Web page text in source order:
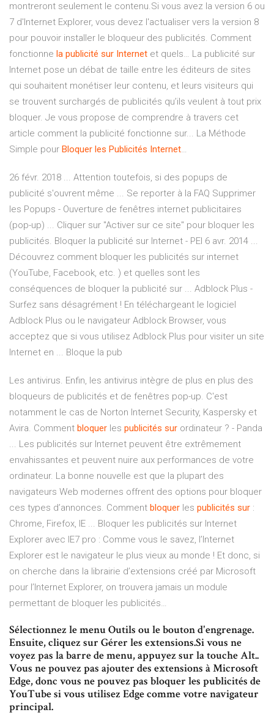
montreront seulement le contenu.Si vous avez la version 6 ou
7 d'Internet Explorer, vous devez l'actualiser vers la version 8
pour pouvoir installer le bloqueur des publicités. Comment
fonctionne la publicité sur Internet et quels… La publicité sur
Internet pose un débat de taille entre les éditeurs de sites
qui souhaitent monétiser leur contenu, et leurs visiteurs qui
se trouvent surchargés de publicités qu’ils veulent à tout prix
bloquer. Je vous propose de comprendre à travers cet
article comment la publicité fonctionne sur... La Méthode
Simple pour Bloquer les Publicités Internet…
26 févr. 2018 ... Attention toutefois, si des popups de
publicité s'ouvrent même ... Se reporter à la FAQ Supprimer
les Popups - Ouverture de fenêtres internet publicitaires
(pop-up) ... Cliquer sur "Activer sur ce site" pour bloquer les
publicités. Bloquer la publicité sur Internet - PEI 6 avr. 2014 ...
Découvrez comment bloquer les publicités sur internet
(YouTube, Facebook, etc. ) et quelles sont les
conséquences de bloquer la publicité sur ... Adblock Plus -
Surfez sans désagrément ! En téléchargeant le logiciel
Adblock Plus ou le navigateur Adblock Browser, vous
acceptez que si vous utilisez Adblock Plus pour visiter un site
Internet en ... Bloque la pub
Les antivirus. Enfin, les antivirus intègre de plus en plus des
bloqueurs de publicités et de fenêtres pop-up. C'est
notamment le cas de Norton Internet Security, Kaspersky et
Avira. Comment bloquer les publicités sur ordinateur ? - Panda
... Les publicités sur Internet peuvent être extrêmement
envahissantes et peuvent nuire aux performances de votre
ordinateur. La bonne nouvelle est que la plupart des
navigateurs Web modernes offrent des options pour bloquer
ces types d’annonces. Comment bloquer les publicités sur :
Chrome, Firefox, IE ... Bloquer les publicités sur Internet
Explorer avec IE7 pro : Comme vous le savez, l’Internet
Explorer est le navigateur le plus vieux au monde ! Et donc, si
on cherche dans la librairie d’extensions créé par Microsoft
pour l’Internet Explorer, on trouvera jamais un module
permettant de bloquer les publicités…
Sélectionnez le menu Outils ou le bouton d'engrenage.
Ensuite, cliquez sur Gérer les extensions.Si vous ne
voyez pas la barre de menu, appuyez sur la touche Alt..
Vous ne pouvez pas ajouter des extensions à Microsoft
Edge, donc vous ne pouvez pas bloquer les publicités de
YouTube si vous utilisez Edge comme votre navigateur
principal.